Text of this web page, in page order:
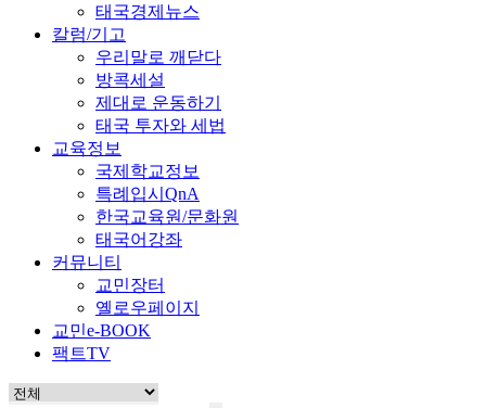
태국경제뉴스
칼럼/기고
우리말로 깨닫다
방콕세설
제대로 운동하기
태국 투자와 세법
교육정보
국제학교정보
특례입시QnA
한국교육원/문화원
태국어강좌
커뮤니티
교민장터
옐로우페이지
교민e-BOOK
팩트TV